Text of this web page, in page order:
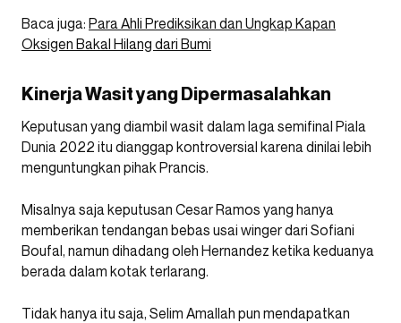
Baca juga: Para Ahli Prediksikan dan Ungkap Kapan
Oksigen Bakal Hilang dari Bumi
Kinerja Wasit yang Dipermasalahkan
Keputusan yang diambil wasit dalam laga semifinal Piala
Dunia 2022 itu dianggap kontroversial karena dinilai lebih
menguntungkan pihak Prancis.
Misalnya saja keputusan Cesar Ramos yang hanya
memberikan tendangan bebas usai winger dari Sofiani
Boufal, namun dihadang oleh Hernandez ketika keduanya
berada dalam kotak terlarang.
Tidak hanya itu saja, Selim Amallah pun mendapatkan